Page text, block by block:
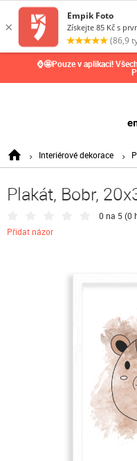
⌚🤩Pouze v aplikaci!
Interiérové dekorace
Plakát, Bobr,
0 na 5 (0
Přidat názor